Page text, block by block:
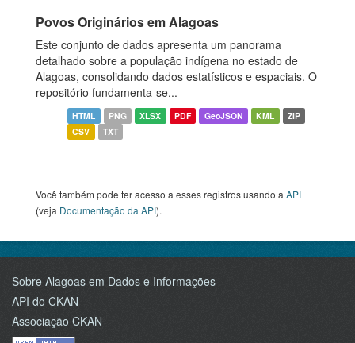
Povos Originários em Alagoas
Este conjunto de dados apresenta um panorama
detalhado sobre a população indígena no estado de
Alagoas, consolidando dados estatísticos e espaciais. O
repositório fundamenta-se...
HTML PNG XLSX PDF GeoJSON KML
ZIP
CSV
TXT
Você também pode ter acesso a esses registros usando a API
(veja Documentação da API).
Sobre Alagoas em Dados e Informações
API do CKAN
Associação CKAN